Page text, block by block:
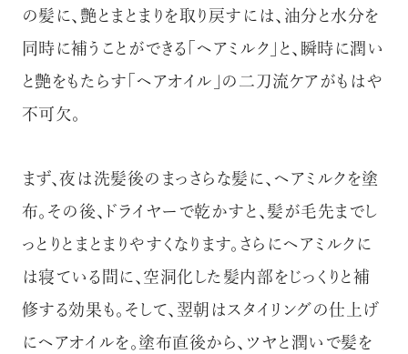
の髪に、艶とまとまりを取り戻すには、油分と水分を
同時に補うことができる「ヘアミルク」と、瞬時に潤い
と艶をもたらす「ヘアオイル」の二刀流ケアがもはや
不可欠。
まず、夜は洗髪後のまっさらな髪に、ヘアミルクを塗
布。その後、ドライヤーで乾かすと、髪が毛先までし
っとりとまとまりやすくなります。さらにヘアミルクに
は寝ている間に、空洞化した髪内部をじっくりと補
修する効果も。そして、翌朝はスタイリングの仕上げ
にヘアオイルを。塗布直後から、ツヤと潤いで髪を